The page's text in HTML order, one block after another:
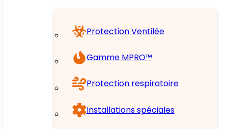
Protection Ventilée
Gamme MPRO™
Protection respiratoire
Installations spéciales